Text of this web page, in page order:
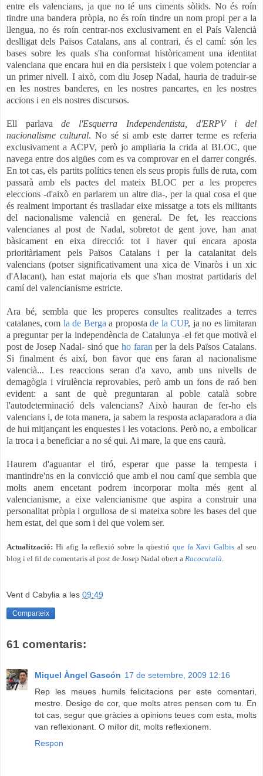
entre els valencians, ja que no té uns ciments sòlids. No és roín
tindre una bandera pròpia, no és roín tindre un nom propi per a la
llengua, no és roín centrar-nos exclusivament en el País Valencià
deslligat dels Països Catalans, ans al contrari, és el camí: són les
bases sobre les quals s'ha conformat històricament una identitat
valenciana que encara hui en dia persisteix i que volem potenciar a
un primer nivell. I això, com diu Josep Nadal, hauria de traduir-se
en les nostres banderes, en les nostres pancartes, en les nostres
accions i en els nostres discursos.
Ell parlavade l'Esquerra Independentista, d'ERPV i del
nacionalisme cultural. No sé si amb este darrer terme es referia
exclusivament a ACPV, però jo ampliaria la crida al BLOC, que
navega entre dos aigües com es va comprovar en el darrer congrés.
En tot cas, els partits polítics tenen els seus propis fulls de ruta, com
passarà amb els pactes del mateix BLOC per a les properes
eleccions -d'això en parlarem un altre dia-, per la qual cosa el que
és realment important és traslladar eixe missatge a tots els militants
del nacionalisme valencià en general. De fet, les reaccions
valencianes al post de Nadal, sobretot de gent jove, han anat
bàsicament en eixa direcció: tot i haver qui encara aposta
prioritàriament pels Països Catalans i per la catalanitat dels
valencians (potser significativament una xica de Vinaròs i un xic
d'Alacant), han estat majoria els que s'han mostrat partidaris del
camí del valencianisme estricte.
Ara bé, sembla que les properes consultes realitzades a terres
catalanes, com la de Berga a propostade la CUP, ja no es limitaran
a preguntar per la independència de Catalunya -el fet que motivà el
post de Josep Nadal- sinó que ho faran per la dels Països Catalans.
Si finalment és així, bon favor que ens faran al nacionalisme
valencià... Les reaccions seran d'a xavo, amb uns nivells de
demagògia i virulència reprovables, però amb un fons de raó ben
evident: a sant de què preguntaran al poble català sobre
l'autodeterminació dels valencians? Això hauran de fer-ho els
valencians i, de tota manera, ja sabem la resposta aclaparadora a dia
de hui mitjançant les enquestes i les votacions. Però no, a embolicar
la troca i a beneficiar a no sé qui. Ai mare, la que ens caurà.
Haurem d'aguantar el tiró, esperar que passe la tempesta i
mantindre'ns en la convicció que amb el nou camí que sembla que
molts anem encetant podrem incorporar molta més gent al
valencianisme, a eixe valencianisme que aspira a construir una
personalitat pròpia i orgullosa de si mateixa sobre les bases del que
hem estat, del que som i del que volem ser.
Actualització: Hi afig la reflexió sobre la qüestió que fa Xavi Galbis al seu
blog i el fil de comentaris al post de Josep Nadal obert a Racocatalà
Vent d Cabylia a les 09:49
Comparteix
61 comentaris:
Miquel Àngel Gascón 17 de setembre, 2009 12:16
Rep les meues humils felicitacions per este comentari,
mestre. Desige de cor, que molts atres pensen com tu. En
tot cas, segur que gràcies a opinions teues com esta, molts
van reflexionant. O millor dit, molts reflexionem.
Respon